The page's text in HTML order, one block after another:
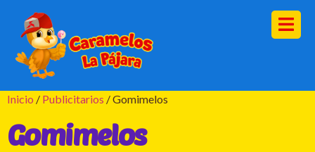
Inicio / Publicitarios / Gomimelos
Gomimelos